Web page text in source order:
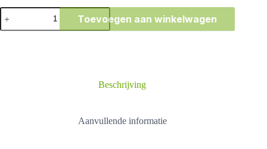
MicMac
Bags
kleine
Toevoegen aan winkelwagen
Beschrijving
Aanvullende informatie